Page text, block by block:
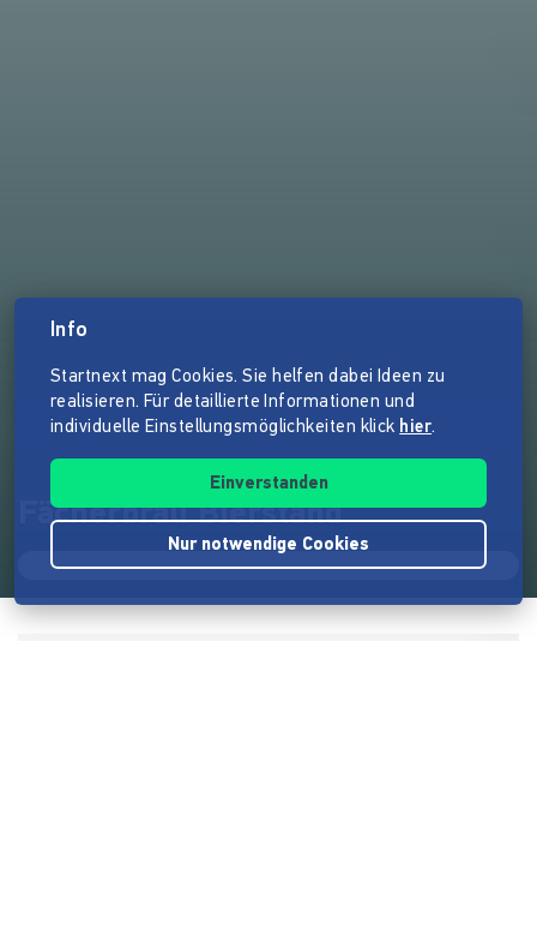
Fächerbräu Bierstand
Info
Startnext mag Cookies. Sie helfen dabei Ideen zu
realisieren. Für detaillierte Informationen und
individuelle Einstellungsmöglichkeiten klick hier.
Einverstanden
Nur notwendige Cookies